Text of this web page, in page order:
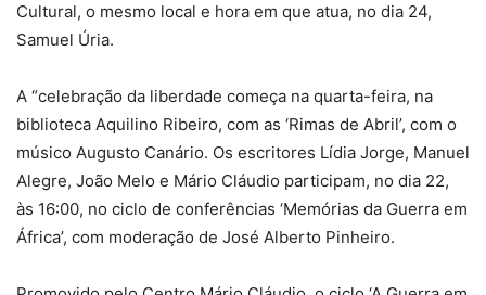
Cultural, o mesmo local e hora em que atua, no dia 24,
Samuel Úria.
A “celebração da liberdade começa na quarta-feira, na
biblioteca Aquilino Ribeiro, com as ‘Rimas de Abril’, com o
músico Augusto Canário. Os escritores Lídia Jorge, Manuel
Alegre, João Melo e Mário Cláudio participam, no dia 22,
às 16:00, no ciclo de conferências ‘Memórias da Guerra em
África’, com moderação de José Alberto Pinheiro.